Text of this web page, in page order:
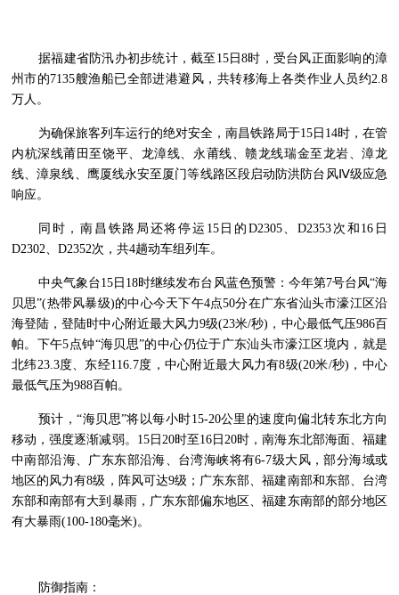
据福建省防汛办初步统计，截至15日8时，受台风正面影响的漳
州市的7135艘渔船已全部进港避风，共转移海上各类作业人员约2.8
万人。
为确保旅客列车运行的绝对安全，南昌铁路局于15日14时，在管
内杭深线莆田至饶平、龙漳线、永莆线、赣龙线瑞金至龙岩、漳龙
线、漳泉线、鹰厦线永安至厦门等线路区段启动防洪防台风Ⅳ级应急
响应。
同时，南昌铁路局还将停运15日的D2305、D2353次和16日
D2302、D2352次，共4趟动车组列车。
中央气象台15日18时继续发布台风蓝色预警：今年第7号台风“海
贝思”(热带风暴级)的中心今天下午4点50分在广东省汕头市濠江区沿
海登陆，登陆时中心附近最大风力9级(23米/秒)，中心最低气压986百
帕。下午5点钟“海贝思”的中心仍位于广东汕头市濠江区境内，就是
北纬23.3度、东经116.7度，中心附近最大风力有8级(20米/秒)，中心
最低气压为988百帕。
预计，“海贝思”将以每小时15-20公里的速度向偏北转东北方向
移动，强度逐渐减弱。15日20时至16日20时，南海东北部海面、福建
中南部沿海、广东东部沿海、台湾海峡将有6-7级大风，部分海域或
地区的风力有8级，阵风可达9级；广东东部、福建南部和东部、台湾
东部和南部有大到暴雨，广东东部偏东地区、福建东南部的部分地区
有大暴雨(100-180毫米)。
防御指南：